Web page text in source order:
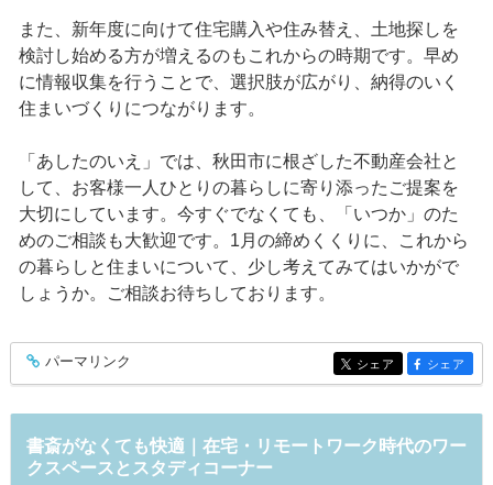
また、新年度に向けて住宅購入や住み替え、土地探しを
検討し始める方が増えるのもこれからの時期です。早め
に情報収集を行うことで、選択肢が広がり、納得のいく
住まいづくりにつながります。
「あしたのいえ」では、秋田市に根ざした不動産会社と
して、お客様一人ひとりの暮らしに寄り添ったご提案を
大切にしています。今すぐでなくても、「いつか」のた
めのご相談も大歓迎です。1月の締めくくりに、これから
の暮らしと住まいについて、少し考えてみてはいかがで
しょうか。ご相談お待ちしております。
entry573
パーマリンク entry573
シェア entry573
シェア
書斎がなくても快適｜在宅・リモートワーク時代のワー
クスペースとスタディコーナー